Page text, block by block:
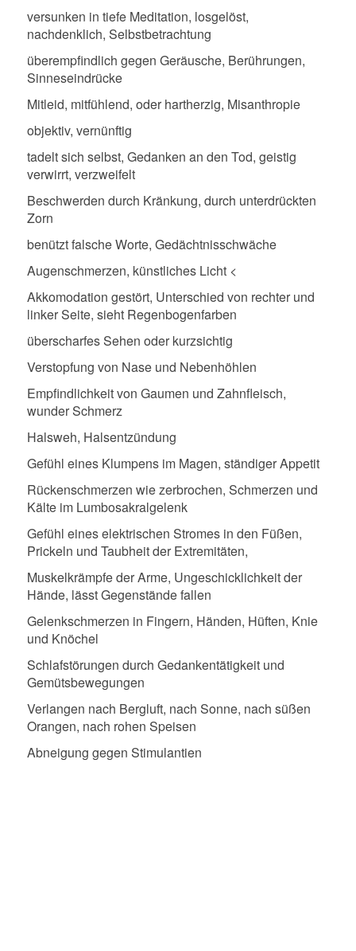
versunken in tiefe Meditation, losgelöst,
nachdenklich, Selbstbetrachtung
überempfindlich gegen Geräusche, Berührungen,
Sinneseindrücke
Mitleid, mitfühlend, oder hartherzig, Misanthropie
objektiv, vernünftig
tadelt sich selbst, Gedanken an den Tod, geistig
verwirrt, verzweifelt
Beschwerden durch Kränkung, durch unterdrückten
Zorn
benützt falsche Worte, Gedächtnisschwäche
Augenschmerzen, künstliches Licht <
Akkomodation gestört, Unterschied von rechter und
linker Seite, sieht Regenbogenfarben
überscharfes Sehen oder kurzsichtig
Verstopfung von Nase und Nebenhöhlen
Empfindlichkeit von Gaumen und Zahnfleisch,
wunder Schmerz
Halsweh, Halsentzündung
Gefühl eines Klumpens im Magen, ständiger Appetit
Rückenschmerzen wie zerbrochen, Schmerzen und
Kälte im Lumbosakralgelenk
Gefühl eines elektrischen Stromes in den Füßen,
Prickeln und Taubheit der Extremitäten,
Muskelkrämpfe der Arme, Ungeschicklichkeit der
Hände, lässt Gegenstände fallen
Gelenkschmerzen in Fingern, Händen, Hüften, Knie
und Knöchel
Schlafstörungen durch Gedankentätigkeit und
Gemütsbewegungen
Verlangen nach Bergluft, nach Sonne, nach süßen
Orangen, nach rohen Speisen
Abneigung gegen Stimulantien